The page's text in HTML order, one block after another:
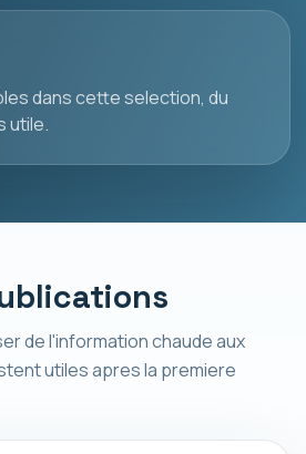
dans cette selection, du
utile.
de l'information chaude aux
utiles apres la premiere